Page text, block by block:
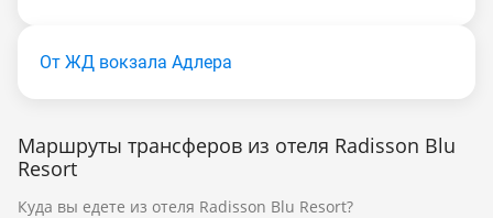
От ЖД вокзала Адлера
Маршруты трансферов из отеля Radisson Blu
Resort
Куда вы едете из отеля Radisson Blu Resort?